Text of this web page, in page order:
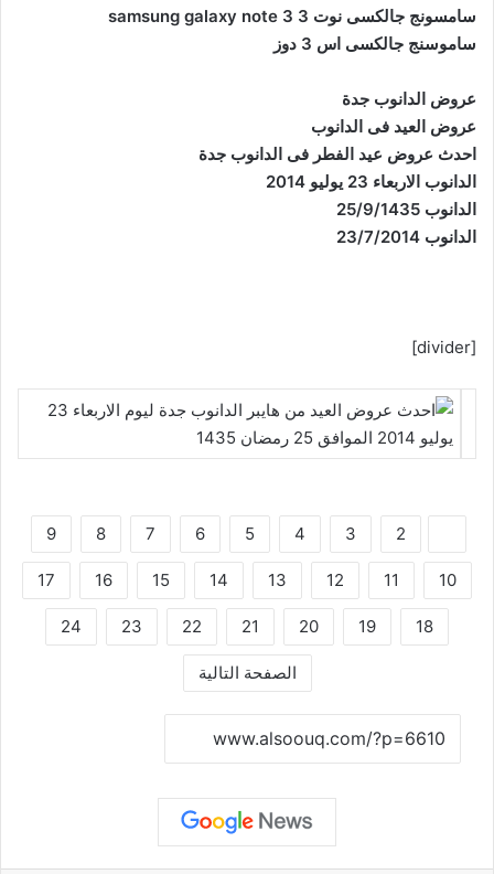
سامسونج جالكسى نوت 3 samsung galaxy note 3
ساموسنج جالكسى اس 3 دوز
عروض الدانوب جدة
عروض العيد فى الدانوب
احدث عروض عيد الفطر فى الدانوب جدة
الدانوب الاربعاء 23 يوليو 2014
الدانوب 25/9/1435
الدانوب 23/7/2014
[divider]
2
3
4
5
6
7
8
9
10
11
12
13
14
15
16
17
18
19
20
21
22
23
24
الصفحة التالية